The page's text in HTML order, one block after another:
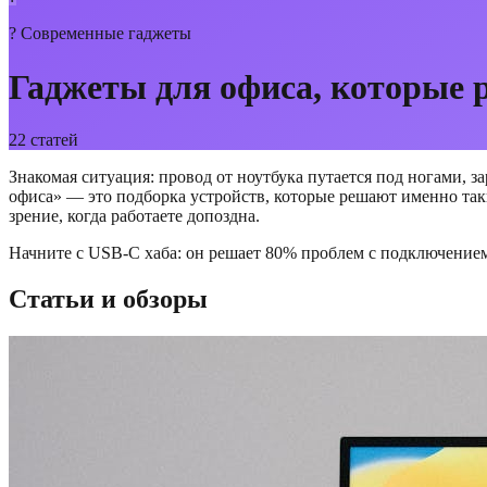
? Современные гаджеты
Гаджеты для офиса, которые
22 статей
Знакомая ситуация: провод от ноутбука путается под ногами,
офиса» — это подборка устройств, которые решают именно
зрение, когда работаете допоздна.
Начните с USB-C хаба: он решает 80% проблем с
Статьи и обзоры